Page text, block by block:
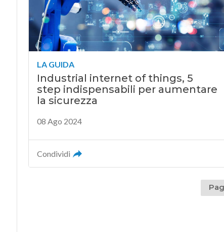
LA GUIDA
Industrial internet of things, 5
step indispensabili per aumentare
la sicurezza
08 Ago 2024
Condividi